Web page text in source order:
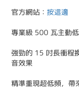
官方網站： 按這邊
專業級 500 瓦主動
強勁的 15 吋長衝程
音效果
精準重現超低頻，帶